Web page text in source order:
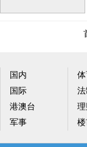
国内
国际
港澳台
军事
体
法